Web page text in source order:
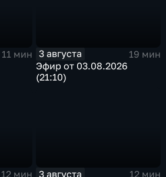
11 мин
3 августа
19 мин
Эфир от 03.08.2026
(21:10)
12 мин 3 августа 12 мин